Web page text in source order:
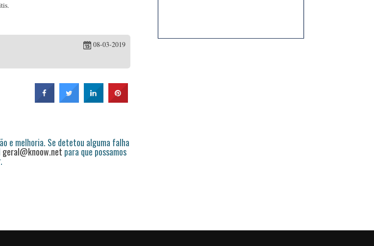
08-03-2019
e melhoria. Se detetou alguma falha
geral@knoow.net para que possamos